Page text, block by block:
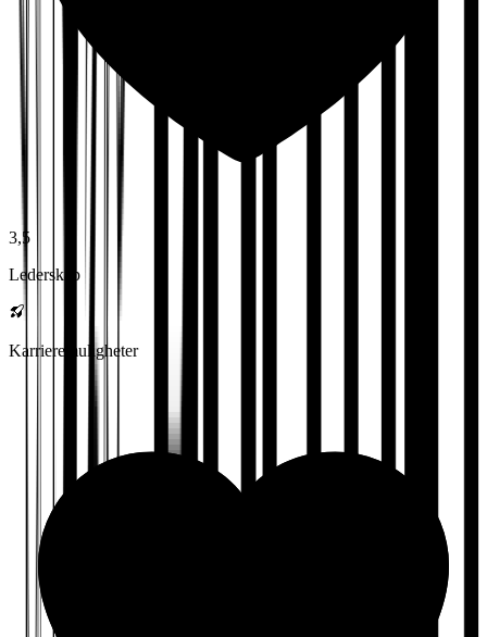
3,5
Lederskap
Karrieremuligheter